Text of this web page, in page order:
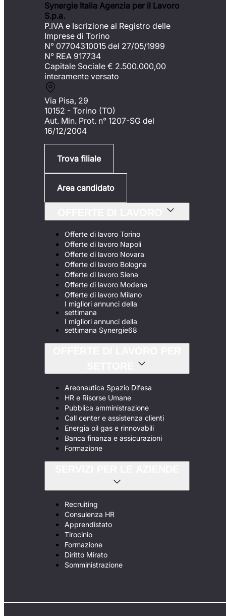
Synergie Italia Agenzia per il Lavoro
S.p.a.
P.IVA e Iscrizione al Registro delle
Imprese di Torino
N° 07704310015 del 27/05/1999
N° REA 917734
Capitale Sociale € 2.500.000,00
interamente versato
Via Pisa, 29
10152 - Torino (TO)
Aut. Min. Prot. n° 1207-SG del
16/12/2004
Trova filiale
Area candidato
Offerte di lavoro Torino
Offerte di lavoro Napoli
Offerte di lavoro Novara
Offerte di lavoro Bologna
Offerte di lavoro Siena
Offerte di lavoro Modena
Offerte di lavoro Milano
I migliori annunci della
settimana
I migliori annunci della
settimana Synergie68
Areonautica Spazio Difesa
HR e Risorse Umane
Pubblica amministrazione
Call center e assistenza clienti
Energia oil gas e rinnovabili
Banca finanza e assicurazioni
Formazione
Recruiting
Consulenza HR
Apprendistato
Tirocinio
Formazione
Diritto Mirato
Somministrazione